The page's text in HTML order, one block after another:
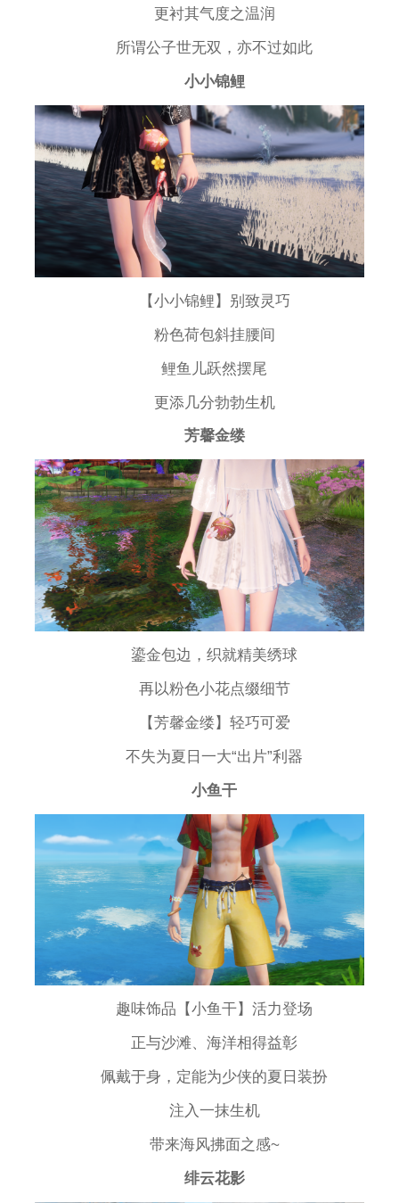
更衬其气度之温润
所谓公子世无双，亦不过如此
小小锦鲤
【小小锦鲤】别致灵巧
粉色荷包斜挂腰间
鲤鱼儿跃然摆尾
更添几分勃勃生机
芳馨金缕
鎏金包边，织就精美绣球
再以粉色小花点缀细节
【芳馨金缕】轻巧可爱
不失为夏日一大“出片”利器
小鱼干
趣味饰品【小鱼干】活力登场
正与沙滩、海洋相得益彰
佩戴于身，定能为少侠的夏日装扮
注入一抹生机
带来海风拂面之感~
绯云花影